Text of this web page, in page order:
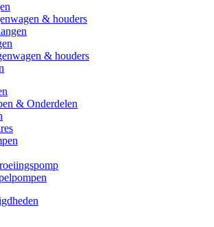
& houders
& houders
& Onderdelen